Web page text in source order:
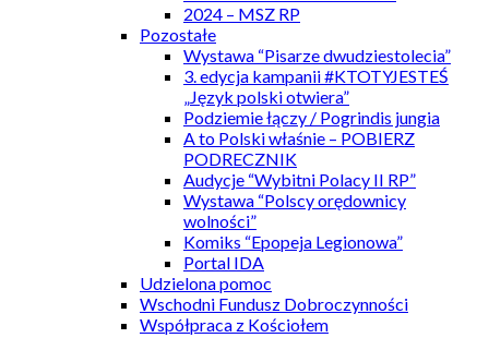
2024 – MSZ RP
Pozostałe
Wystawa “Pisarze dwudziestolecia”
3. edycja kampanii #KTOTYJESTEŚ
„Język polski otwiera”
Podziemie łączy / Pogrindis jungia
A to Polski właśnie – POBIERZ
PODRECZNIK
Audycje “Wybitni Polacy II RP”
Wystawa “Polscy orędownicy
wolności”
Komiks “Epopeja Legionowa”
Portal IDA
Udzielona pomoc
Wschodni Fundusz Dobroczynności
Współpraca z Kościołem